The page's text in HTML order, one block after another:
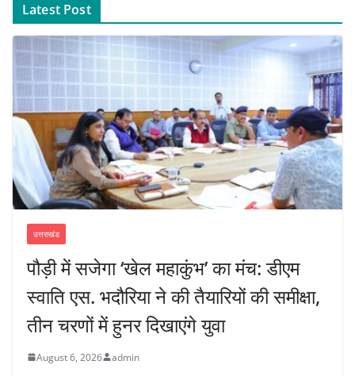
Latest Post
उत्तराखंड
पौड़ी में सजेगा ‘खेल महाकुंभ’ का मंच: डीएम
स्वाति एस. भदौरिया ने की तैयारियों की समीक्षा,
तीन चरणों में हुनर दिखाएंगे युवा
August 6, 2026 admin